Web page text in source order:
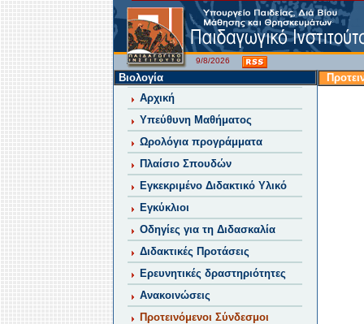
9/8/2026
Βιολογία
Αρχική
Υπεύθυνη Μαθήματος
Ωρολόγια προγράμματα
Πλαίσιο Σπουδών
Εγκεκριμένο Διδακτικό Υλικό
Εγκύκλιοι
Οδηγίες για τη Διδασκαλία
Διδακτικές Προτάσεις
Ερευνητικές δραστηριότητες
Ανακοινώσεις
Προτεινόμενοι Σύνδεσμοι